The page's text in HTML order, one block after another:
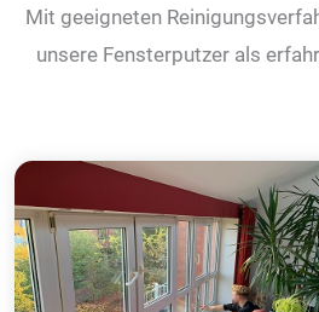
Mit geeigneten
unsere Fensterputzer als